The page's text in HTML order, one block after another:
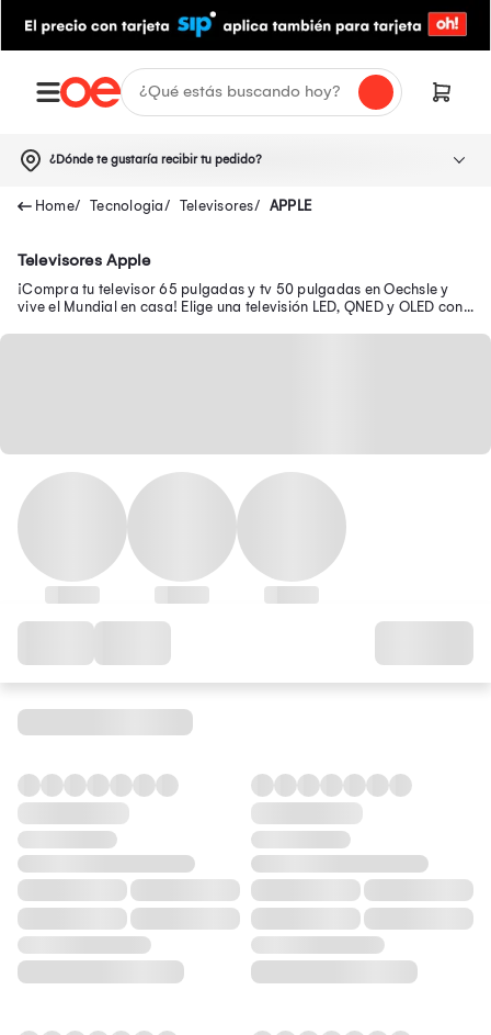
¿Dónde te gustaría recibir tu pedido?
Tecnologia Televisores APPLE
Televisores Apple
¡Compra tu televisor 65 pulgadas y tv 50 pulgadas en Oechsle y
vive el Mundial en casa! Elige una televisión LED, QNED y OLED con